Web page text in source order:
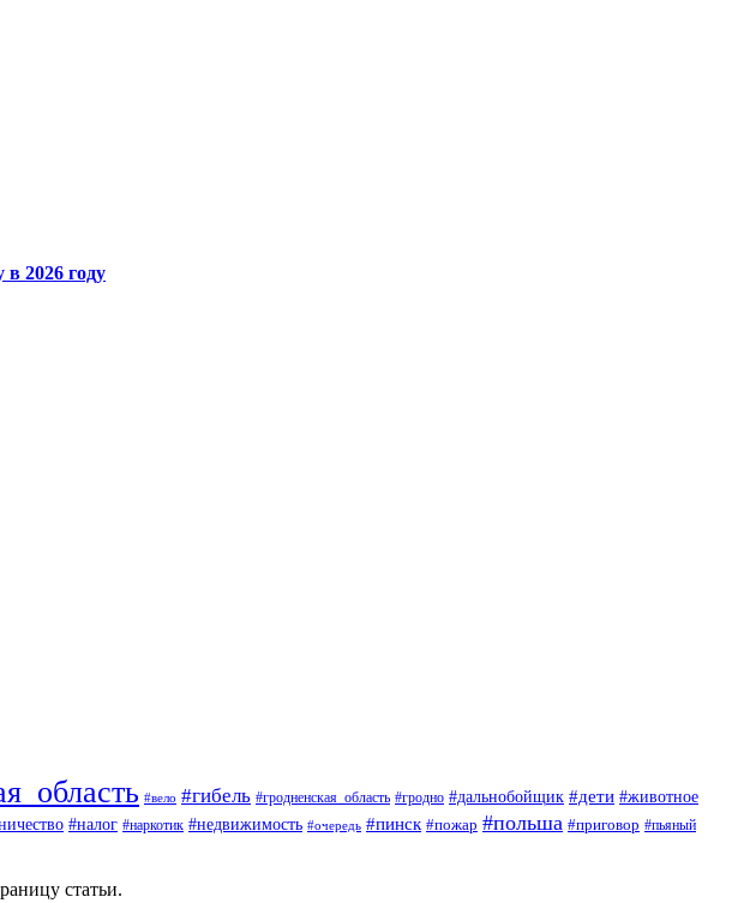
2026 году
#вело #гибель #гродненская_область #гродно #дальнобойщик #дети #животное
#налог #наркотик #недвижимость #очередь #пинск #пожар #польша #приговор #пьяный
статьи.